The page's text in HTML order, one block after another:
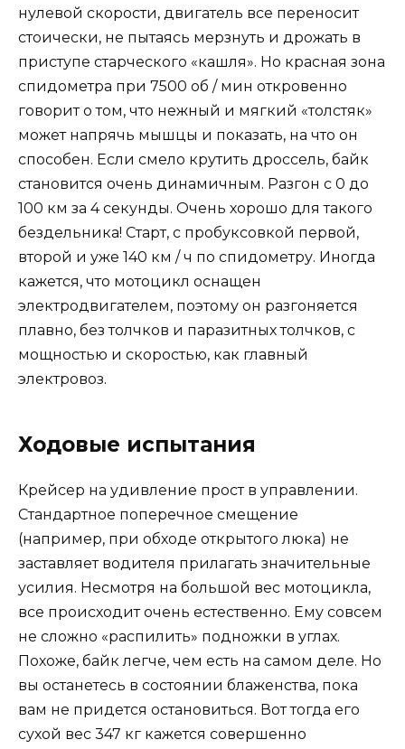
нулевой скорости, двигатель все переносит
стоически, не пытаясь мерзнуть и дрожать в
приступе старческого «кашля». Но красная зона
спидометра при 7500 об / мин откровенно
говорит о том, что нежный и мягкий «толстяк»
может напрячь мышцы и показать, на что он
способен. Если смело крутить дроссель, байк
становится очень динамичным. Разгон с 0 до
100 км за 4 секунды. Очень хорошо для такого
бездельника! Старт, с пробуксовкой первой,
второй и уже 140 км / ч по спидометру. Иногда
кажется, что мотоцикл оснащен
электродвигателем, поэтому он разгоняется
плавно, без толчков и паразитных толчков, с
мощностью и скоростью, как главный
электровоз.
Ходовые испытания
Крейсер на удивление прост в управлении.
Стандартное поперечное смещение
(например, при обходе открытого люка) не
заставляет водителя прилагать значительные
усилия. Несмотря на большой вес мотоцикла,
все происходит очень естественно. Ему совсем
не сложно «распилить» подножки в углах.
Похоже, байк легче, чем есть на самом деле. Но
вы останетесь в состоянии блаженства, пока
вам не придется остановиться. Вот тогда его
сухой вес 347 кг кажется совершенно